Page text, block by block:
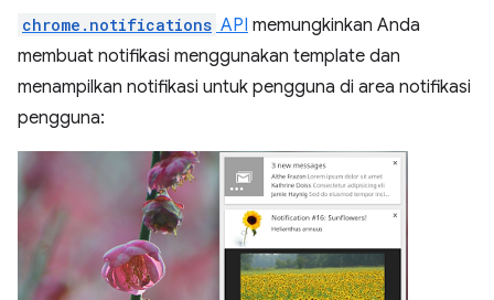
chrome.notifications API memungkinkan Anda
membuat notifikasi menggunakan template dan
menampilkan notifikasi untuk pengguna di area notifikasi
pengguna: